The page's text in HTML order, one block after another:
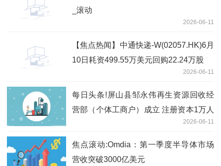
_滚动
2026-06-11
【焦点热闻】中通快递-W(02057.HK)6月
10日耗资499.55万美元回购22.24万股
2026-06-11
每日头条!屏山县邹永伟再生资源回收经
营部（个体工商户）成立 注册资本1万人
2026-06-11
焦点滚动:Omdia：第一季度半导体市场
营收突破3000亿美元